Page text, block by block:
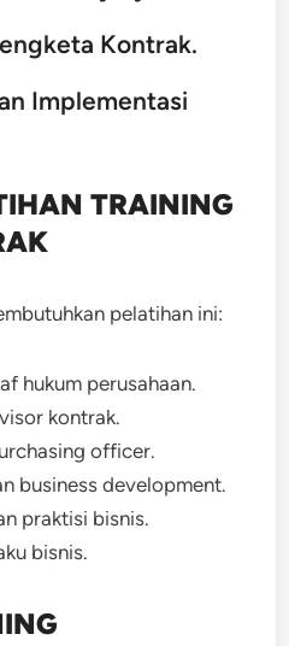
Kontrak.
Implementasi
TRAINING
pelatihan ini:
hukum perusahaan.
kontrak.
officer.
business development.
praktisi bisnis.
bisnis.